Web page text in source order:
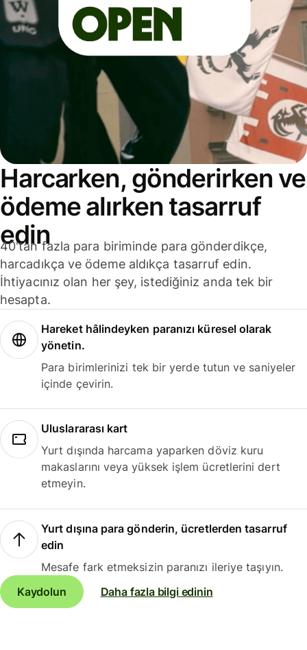
Harcarken, gönderirken ve
ödeme alırken tasarruf
edin
40'tan fazla para biriminde para gönderdikçe,
harcadıkça ve ödeme aldıkça tasarruf edin.
İhtiyacınız olan her şey, istediğiniz anda tek bir
hesapta.
Hareket hâlindeyken paranızı küresel olarak
yönetin.
Para birimlerinizi tek bir yerde tutun ve saniyeler
içinde çevirin.
Uluslararası kart
Yurt dışında harcama yaparken döviz kuru
makaslarını veya yüksek işlem ücretlerini dert
etmeyin.
Yurt dışına para gönderin, ücretlerden tasarruf
edin
Mesafe fark etmeksizin paranızı ileriye taşıyın.
Kaydolun
Daha fazla bilgi edinin